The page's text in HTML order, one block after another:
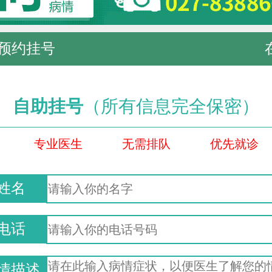
约挂号
自助挂号 （所有信息完全保密）
专业医生 无需排队 优先就诊
名
话